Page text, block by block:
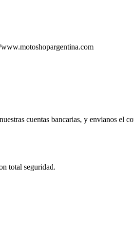
cuentas bancarias, y envianos
total seguridad.